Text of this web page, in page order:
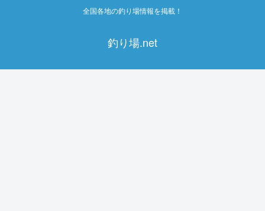
全国各地の釣り場情報を掲載！
釣り場.net